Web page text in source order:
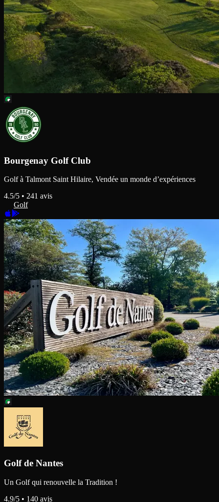
Bourgenay Golf Club
Golf à Talmont Saint Hilaire, Vendée un monde d’expériences
4.5/5 • 241 avis
Golf
Golf de Nantes
Un Golf qui renouvelle la Tradition !
4.9/5 • 140 avis